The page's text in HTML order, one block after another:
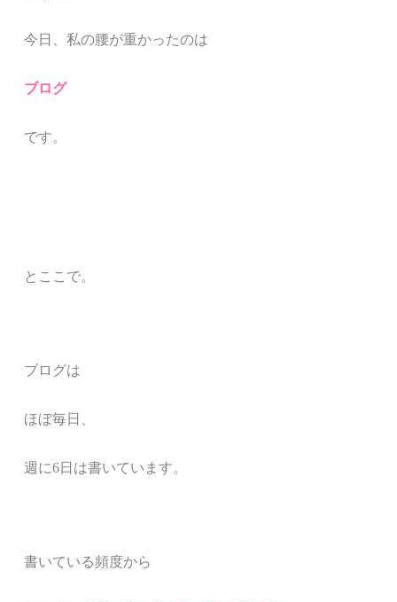
今日、私の腰が重かったのは
ブログ
です。
とここで。
ブログは
ほぼ毎日、
週に6日は書いています。
書いている頻度から